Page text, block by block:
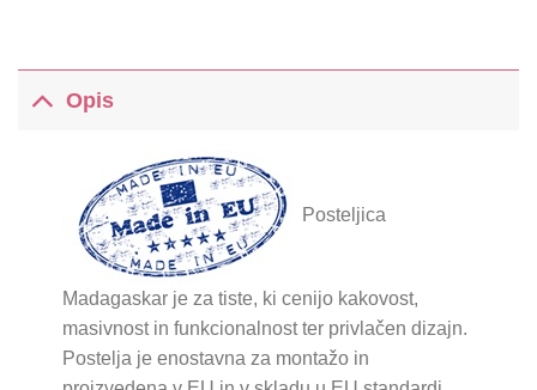
Opis
Posteljica
Madagaskar je za tiste, ki cenijo kakovost,
masivnost in funkcionalnost ter privlačen dizajn.
Postelja je enostavna za montažo in